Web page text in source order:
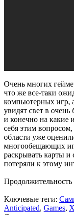
Очень многих
что же все-таки
компьютерных игр,
увидят свет в
и конечно на какие
себя этим
области уже
многообещающих
раскрывать карты и
потеряли к этому
Ключевые теги:
Anticipated, Games,